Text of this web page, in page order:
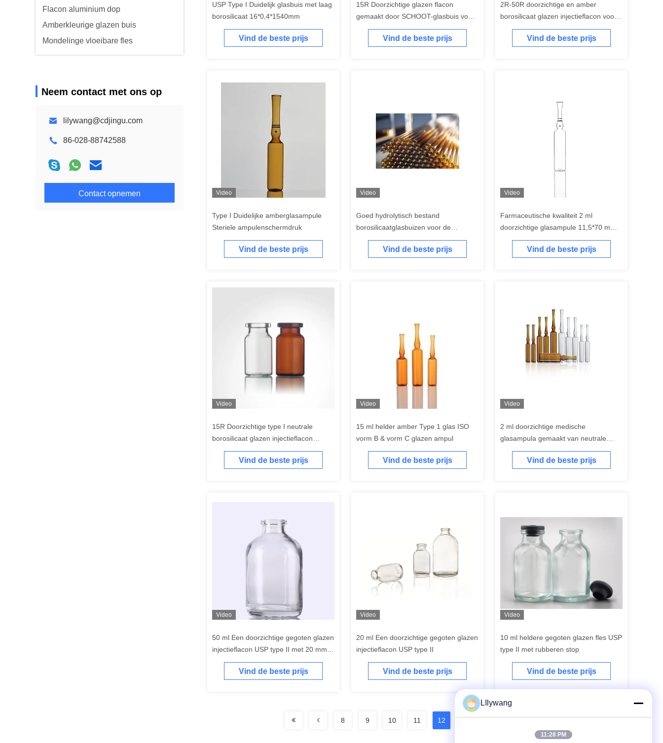
Flacon aluminium dop
Amberkleurige glazen buis
Mondelinge vloeibare fles
Neem contact met ons op
lilywang@cdjingu.com
86-028-88742588
Contact opnemen
USP Type I Duidelijk glasbuis met laag
borosilicaat 16*0,4*1540mm
Vind de beste prijs
15R Doorzichtige glazen flacon
gemaakt door SCHOOT-glasbuis voor
de farmaceutische industrie
Vind de beste prijs
2R-50R doorzichtige en amber
borosilicaat glazen injectieflacon voor
de farmaceutische industrie
Vind de beste prijs
Video
Type I Duidelijke amberglasampule
Steriele ampulenschermdruk
Vind de beste prijs
Video
Goed hydrolytisch bestand
borosilicaatglasbuizen voor de
productie van glazen ampullen en
glazen flaconsVind de beste prijs
Video
Farmaceutische kwaliteit 2 ml
doorzichtige glasampule 11,5*70 mm
met borosilicaatglasmateriaal
Vind de beste prijs
Video
15R Doorzichtige type I neutrale
borosilicaat glazen injectieflacon
24*60MM met rubberen stop
Vind de beste prijs
Video
15 ml helder amber Type 1 glas ISO
vorm B & vorm C glazen ampul
Vind de beste prijs
Video
2 ml doorzichtige medische
glasampula gemaakt van neutrale
borosilicaatbuis OPC CBR SCR
Vind de beste prijs
Video
50 ml Een doorzichtige gegoten glazen
injectieflacon USP type II met 20 mm
hals
Vind de beste prijs
Video
20 ml Een doorzichtige gegoten glazen
injectieflacon USP type II
Vind de beste prijs
Video
10 ml heldere gegoten glazen fles USP
type II met rubberen stop
Vind de beste prijs
8 9 10 11 12
LIlywang
11:28 PM